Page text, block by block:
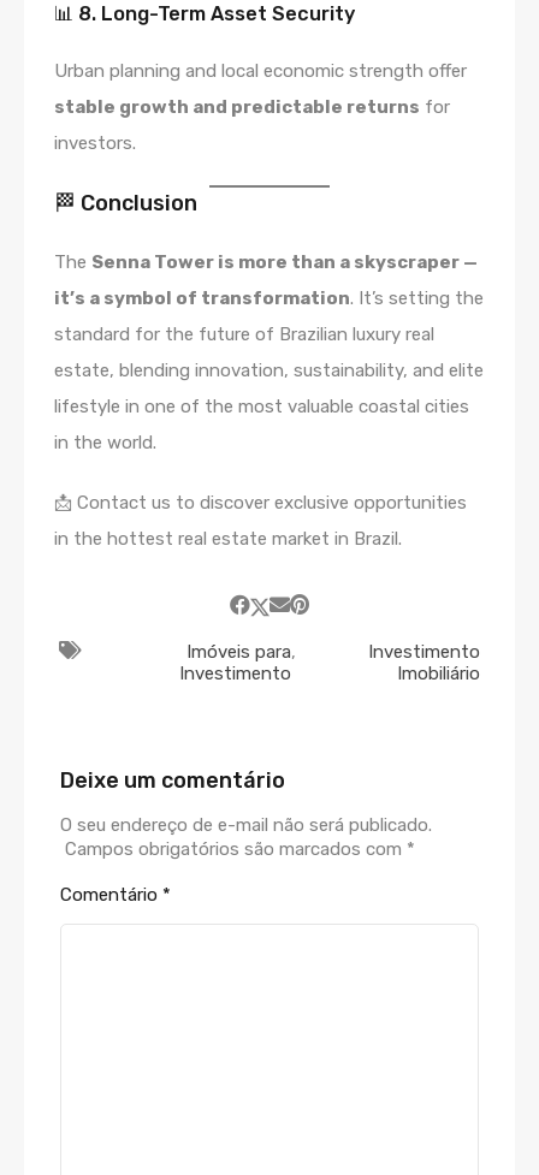
📊 8. Long-Term Asset Security
Urban planning and local economic strength offer
stable growth and predictable returns for
investors.
🏁 Conclusion
The Senna Tower is more than a skyscraper —
it’s a symbol of transformation. It’s setting the
standard for the future of Brazilian luxury real
estate, blending innovation, sustainability, and elite
lifestyle in one of the most valuable coastal cities
in the world.
📩 Contact us to discover exclusive opportunities
in the hottest real estate market in Brazil.
Imóveis para
Investimento
,
Investimento
Imobiliário
Deixe um comentário
O seu endereço de e-mail não será publicado.
Campos obrigatórios são marcados com *
Comentário *